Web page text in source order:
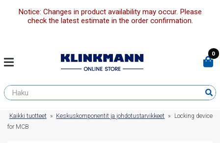
Notice: Changes in product availability may occur. Please
check the latest estimate in the order confirmation.
0
Kaikki tuotteet » Keskuskomponentit ja johdotustarvikkeet »
Locking device
for MCB